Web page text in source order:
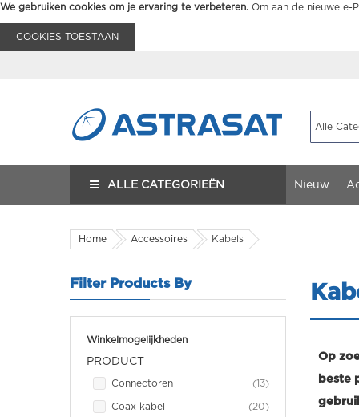
We gebruiken cookies om je ervaring te verbeteren. Om aan de nieuwe
COOKIES TOESTAAN
ALLE CATEGORIEËN Nieuw
Home Accessoires Kabels
Op
beste
Filter Products By
Winkelmogelijkheden
PRODUCT
Connectoren 13item
Coax kabel 20item